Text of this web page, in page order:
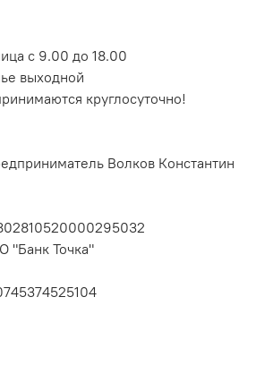
с 9.00 до 18.00
выходной
круглосуточно!
Волков Константин
"Банк Точка"